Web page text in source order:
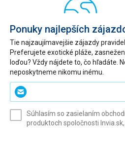
Ponuky najlepších
Tie najzaujímavejšie zájazdy
Preferujete exotické pláže,
loďou? Vždy nájdete to, čo hľadáte.
neposkytneme nikomu inému.
Zadajte
svoj
(povinné)
Súhlasím so zasielaním
produktoch spoločnosti Invia.sk,